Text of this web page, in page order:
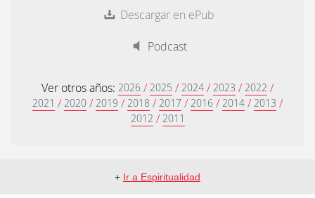
Descargar en ePub
Podcast
Ver otros años: 2026 / 2025 / 2024 / 2023 / 2022 /
2021 / 2020 / 2019 / 2018 / 2017 / 2016 / 2014 / 2013 /
2012 / 2011
+ Ir a Espiritualidad